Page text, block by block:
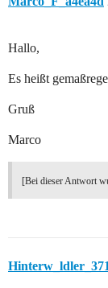
Hallo,
Es heißt
Gruß
Marco
[Bei dieser Antwort